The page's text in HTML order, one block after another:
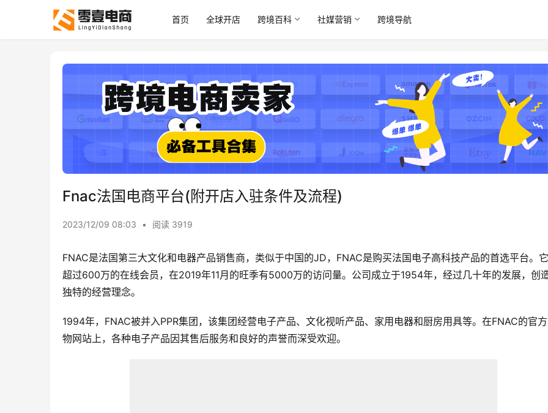
首页 全球开店 跨境百科 社媒营销 跨境导航
Fnac法国电商平台(附开店入驻条件及流程)
2023/12/09 08:03 • 阅读 3919
FNAC是法国第三大文化和电器产品销售商，类似于中国的JD，FNAC是购买法国电子高科技产品的首选平台。
超过600万的在线会员，在2019年11月的旺季有5000万的访问量。公司成立于1954年，经过几十年的发展，创
独特的经营理念。
1994年，FNAC被并入PPR集团，该集团经营电子产品、文化视听产品、家用电器和厨房用具等。在FNAC的官
物网站上，各种电子产品因其售后服务和良好的声誉而深受欢迎。